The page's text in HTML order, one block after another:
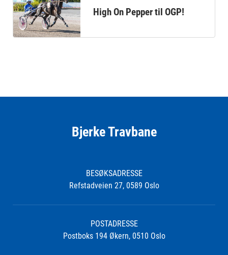
High On Pepper til OGP!
Bjerke Travbane
BESØKSADRESSE
Refstadveien 27, 0589 Oslo
POSTADRESSE
Postboks 194 Økern, 0510 Oslo